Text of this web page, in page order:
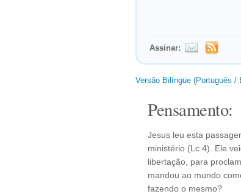
Assinar:
Versão Bilíngüe (Português /
Pensamento:
Jesus leu esta
ministério (Lc 4). Ele
libertação, para
mandou ao mundo
fazendo o mesmo?